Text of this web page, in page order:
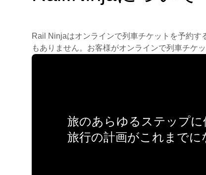
Rail Ninjaはオンラインで列車チケットを予約
もありません。お客様がオンラインで列車チケ
旅のあらゆるステップ
旅行の計画がこれまでに